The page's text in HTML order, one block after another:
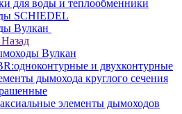
для воды и теплообменники
SCHIEDEL
Вулкан
Назад
Вулкан
и двухконтурные
дымохода круглого сечения
элементы дымоходов